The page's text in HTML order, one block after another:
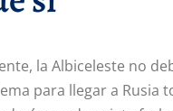
la Albiceleste no
para llegar a Rusia